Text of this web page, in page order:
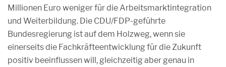
Millionen Euro weniger für die Arbeitsmarktintegration
und Weiterbildung. Die CDU/FDP-geführte
Bundesregierung ist auf dem Holzweg, wenn sie
einerseits die Fachkräfteentwicklung für die Zukunft
positiv beeinflussen will, gleichzeitig aber genau in